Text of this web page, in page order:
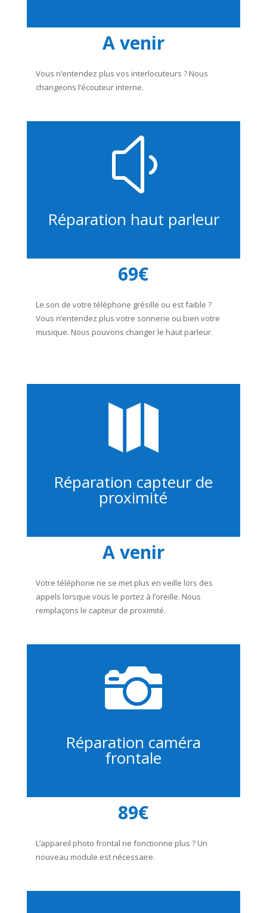
A venir
Vous n’entendez plus vos interlocuteurs ? Nous
changeons l’écouteur interne.
y
Réparation haut parleur
69€
Le son de votre téléphone grésille ou est faible ?
Vous n’entendez plus votre sonnerie ou bien votre
musique. Nous pouvons changer le haut parleur.

Réparation capteur de
proximité
A venir
Votre téléphone ne se met plus en veille lors des
appels lorsque vous le portez à l’oreille. Nous
remplaçons le capteur de proximité.

Réparation caméra
frontale
89€
L’appareil photo frontal ne fonctionne plus ? Un
nouveau module est nécessaire.